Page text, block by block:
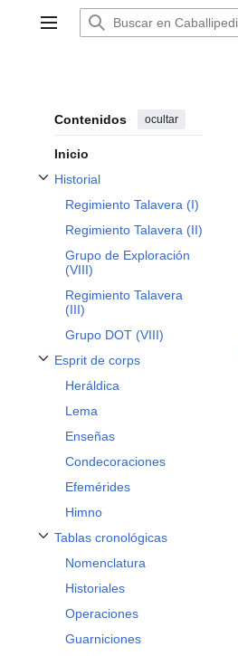
Menú principal
Contenidos ocultar
Inicio
Historial
Alternar subsección Historial
Regimiento Talavera (I)
Regimiento Talavera (II)
Grupo de Exploración
(VIII)
Regimiento Talavera
(III)
Grupo DOT (VIII)
Esprit de corps
Alternar subsección Esprit de corps
Heráldica
Lema
Enseñas
Condecoraciones
Efemérides
Himno
Tablas cronológicas
Alternar subsección Tablas cronológicas
Nomenclatura
Historiales
Operaciones
Guarniciones